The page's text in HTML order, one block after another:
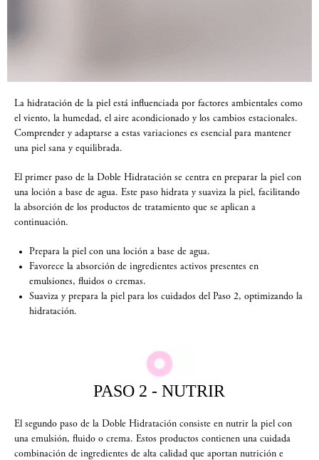
La hidratación de la piel está influenciada por factores ambientales como
el viento, la humedad, el aire acondicionado y los cambios estacionales.
Comprender y adaptarse a estas variaciones es esencial para mantener
una piel sana y equilibrada.​
El primer paso de la Doble Hidratación se centra en preparar la piel con
una loción a base de agua. Este paso hidrata y suaviza la piel, facilitando
la absorción de los productos de tratamiento que se aplican a
continuación.​
Prepara la piel con una loción a base de agua.
Favorece la absorción de ingredientes activos presentes en
emulsiones, fluidos o cremas.​
Suaviza y prepara la piel para los cuidados del Paso 2, optimizando la
hidratación.​
PASO 2 - NUTRIR
El segundo paso de la Doble Hidratación consiste en nutrir la piel con
una emulsión, fluido o crema. Estos productos contienen una cuidada
combinación de ingredientes de alta calidad que aportan nutrición e